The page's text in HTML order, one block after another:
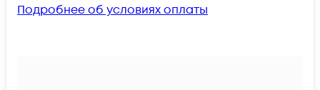
Подробнее об условиях оплаты